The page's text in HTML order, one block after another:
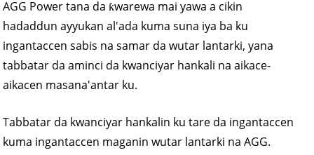
AGG Power tana da ƙwarewa mai yawa a cikin
hadaddun ayyukan al'ada kuma suna iya ba ku
ingantaccen sabis na samar da wutar lantarki, yana
tabbatar da aminci da kwanciyar hankali na aikace-
aikacen masana'antar ku.
Tabbatar da kwanciyar hankalin ku tare da ingantaccen
kuma ingantaccen maganin wutar lantarki na AGG.